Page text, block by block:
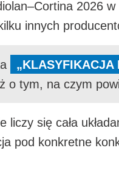
2026
innych
„KLASYFIKACJA
o tym, na czym
liczy się cała
pod konkretne